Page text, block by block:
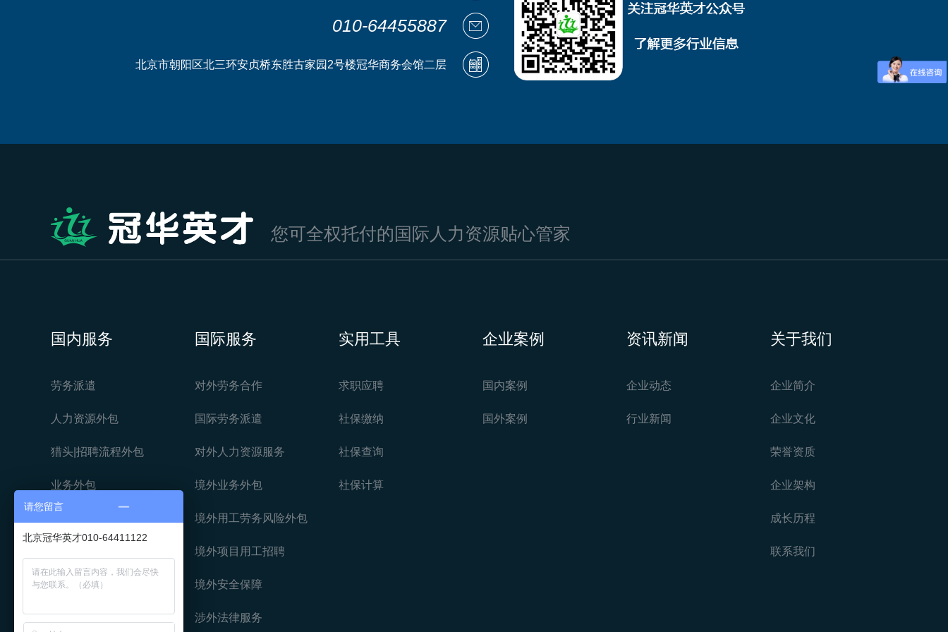
010-64455887
北京市朝阳区北三环安贞桥东胜古家园2号楼冠华商务会馆二层
您可全权托付的国际人力资源贴心管家
国内服务
劳务派遣
人力资源外包
猎头|招聘流程外包
业务外包
物流服务外包
法律服务外包
国际服务
对外劳务合作
国际劳务派遣
对外人力资源服务
境外业务外包
境外用工劳务风险外包
境外项目用工招聘
境外安全保障
涉外法律服务
实用工具
求职应聘
社保缴纳
社保查询
社保计算
企业案例
国内案例
国外案例
资讯新闻
企业动态
行业新闻
关于我们
企业简介
企业文化
荣誉资质
企业架构
成长历程
联系我们
请您留言
北京冠华英才010-64411122